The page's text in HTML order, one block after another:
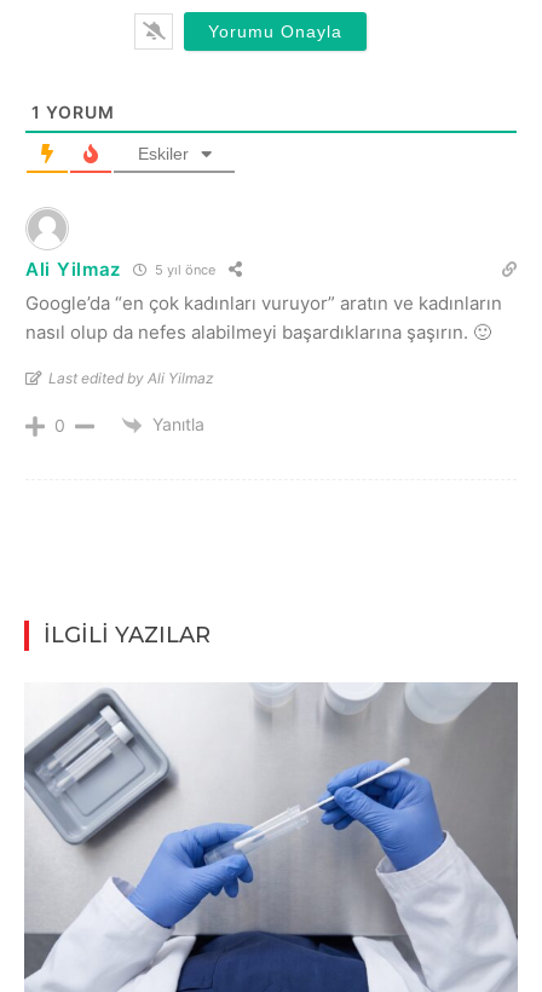
1 YORUM
Eskiler
Ali Yilmaz 5 yıl önce
Google’da “en çok kadınları vuruyor” aratın ve kadınların
nasıl olup da nefes alabilmeyi başardıklarına şaşırın. 🙂
Last edited by Ali Yilmaz
0 Yanıtla
İLGİLİ YAZILAR